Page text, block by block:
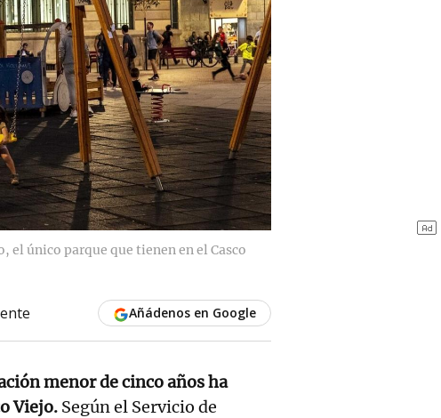
el único parque que tienen en el Casco
Añádenos en Google
menor de cinco años ha
Viejo. Según el Servicio de